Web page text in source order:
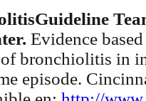
Evidence
bronchiolitis in
episode.